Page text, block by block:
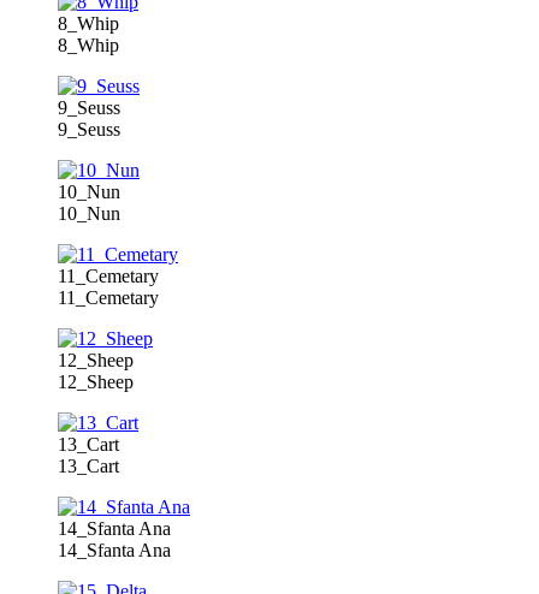
8_Whip
8_Whip
9_Seuss
9_Seuss
10_Nun
10_Nun
11_Cemetary
11_Cemetary
12_Sheep
12_Sheep
13_Cart
13_Cart
14_Sfanta Ana
14_Sfanta Ana